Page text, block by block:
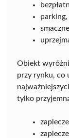
parking,
Obiekt
przy rynku, co
tylko